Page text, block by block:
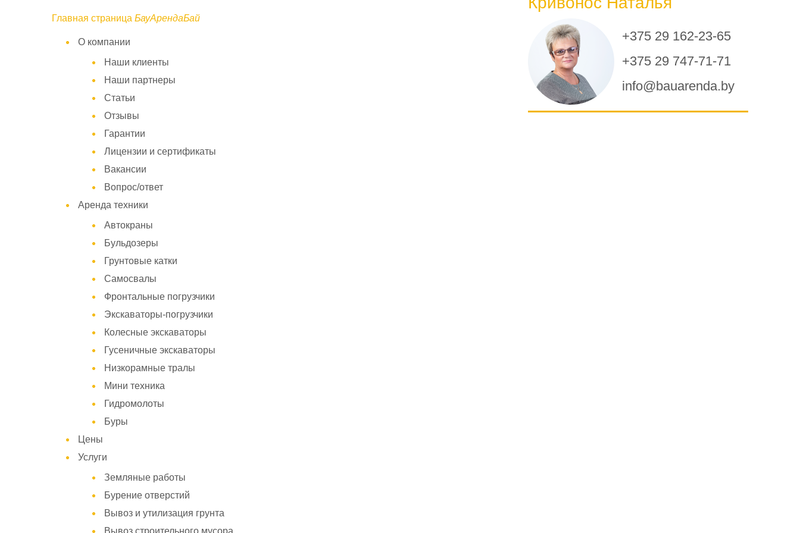
Главная страница БауАрендаБай
О компании
Наши клиенты
Наши партнеры
Статьи
Отзывы
Гарантии
Лицензии и сертификаты
Вакансии
Вопрос/ответ
Аренда техники
Автокраны
Бульдозеры
Грунтовые катки
Самосвалы
Фронтальные погрузчики
Экскаваторы-погрузчики
Колесные экскаваторы
Гусеничные экскаваторы
Низкорамные тралы
Мини техника
Гидромолоты
Буры
Цены
Услуги
Земляные работы
Бурение отверстий
Вывоз и утилизация грунта
Вывоз строительного мусора
+375 29 162-23-65
+375 29 747-71-71
info@bauarenda.by